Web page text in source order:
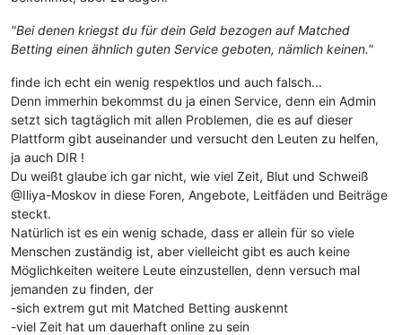
"Bei denen kriegst du für dein Geld bezogen auf Matched
Betting einen ähnlich guten Service geboten, nämlich keinen."
finde ich echt ein wenig respektlos und auch falsch...
Denn immerhin bekommst du ja einen Service, denn ein Admin
setzt sich tagtäglich mit allen Problemen, die es auf dieser
Plattform gibt auseinander und versucht den Leuten zu helfen,
ja auch DIR !
Du weißt glaube ich gar nicht, wie viel Zeit, Blut und Schweiß
@Iliya-Moskov in diese Foren, Angebote, Leitfäden und Beiträge
steckt.
Natürlich ist es ein wenig schade, dass er allein für so viele
Menschen zuständig ist, aber vielleicht gibt es auch keine
Möglichkeiten weitere Leute einzustellen, denn versuch mal
jemanden zu finden, der
-sich extrem gut mit Matched Betting auskennt
-viel Zeit hat um dauerhaft online zu sein